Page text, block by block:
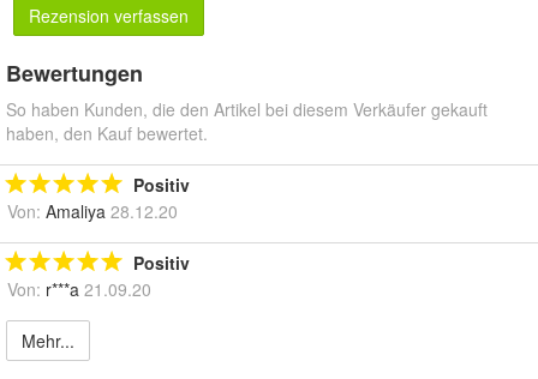
Rezension verfassen
Bewertungen
So haben Kunden, die den Artikel bei diesem Verkäufer gekauft
haben, den Kauf bewertet.
Positiv
Von: Amaliya 28.12.20
Positiv
Von: r***a 21.09.20
Mehr...